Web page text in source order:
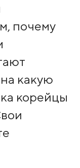
почему
какую
корейцы